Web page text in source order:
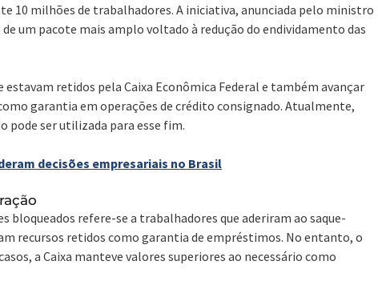
10 milhões de trabalhadores. A iniciativa, anunciada pelo ministro
um pacote mais amplo voltado à redução do endividamento das
estavam retidos pela Caixa Econômica Federal e também avançar
garantia em operações de crédito consignado. Atualmente,
pode ser utilizada para esse fim.
decisões empresariais no Brasil
bloqueados refere-se a trabalhadores que aderiram ao saque-
recursos retidos como garantia de empréstimos. No entanto, o
a Caixa manteve valores superiores ao necessário como